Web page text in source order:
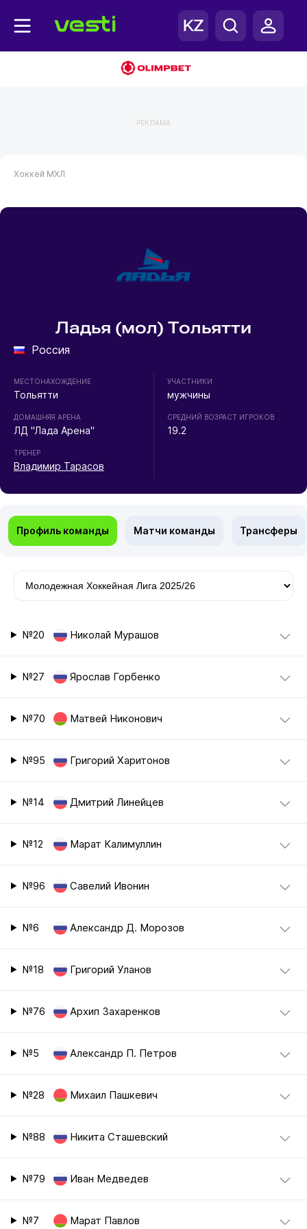
РЕКЛАМА
Хоккей МХЛ
Ладья (мол) Тольятти
Россия
МЕСТОНАХОЖДЕНИЕ
Тольятти
ДОМАШНЯЯ АРЕНА
ЛД "Лада Арена"
ТРЕНЕР
Владимир Тарасов
УЧАСТНИКИ
мужчины
СРЕДНИЙ ВОЗРАСТ ИГРОКОВ
19.2
Профиль команды Матчи команды Трансферы
№20 Николай Мурашов
№27 Ярослав Горбенко
№70 Матвей Никонович
№95 Григорий Харитонов
№14 Дмитрий Линейцев
№12 Марат Калимуллин
№96 Савелий Ивонин
№6 Александр Д. Морозов
№18 Григорий Уланов
№76 Архип Захаренков
№5 Александр П. Петров
№28 Михаил Пашкевич
№88 Никита Сташевский
№79 Иван Медведев
№7 Марат Павлов